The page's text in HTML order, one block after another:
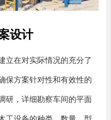
设计
立在对实际情况的充分了
保方案针对性和有效性的
研，详细勘察车间的平面